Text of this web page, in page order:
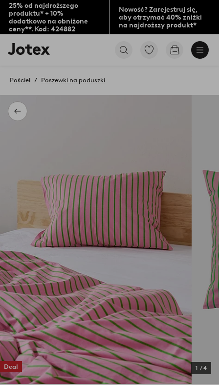
25% od najdroższego
produktu* + 10%
dodatkowo na obniżone
ceny**. Kod: 424882
Nowość? Zarejestruj się,
aby otrzymać 40% zniżki
na najdroższy produkt*
Logo
Jotex
na
stronę
PrzejdźPrzejdź
Powrót
Pościel Poszewki na poduszki
Deal 1 /4